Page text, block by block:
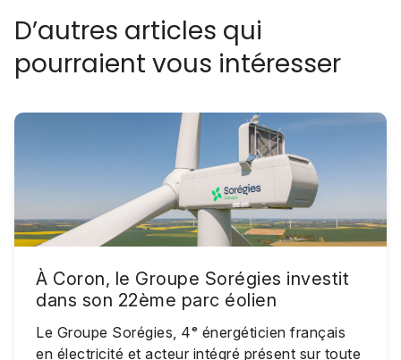
D’autres articles qui
pourraient vous intéresser
À Coron, le Groupe Sorégies investit
dans son 22ème parc éolien
Le Groupe Sorégies, 4ᵉ énergéticien français
en électricité et acteur intégré présent sur toute